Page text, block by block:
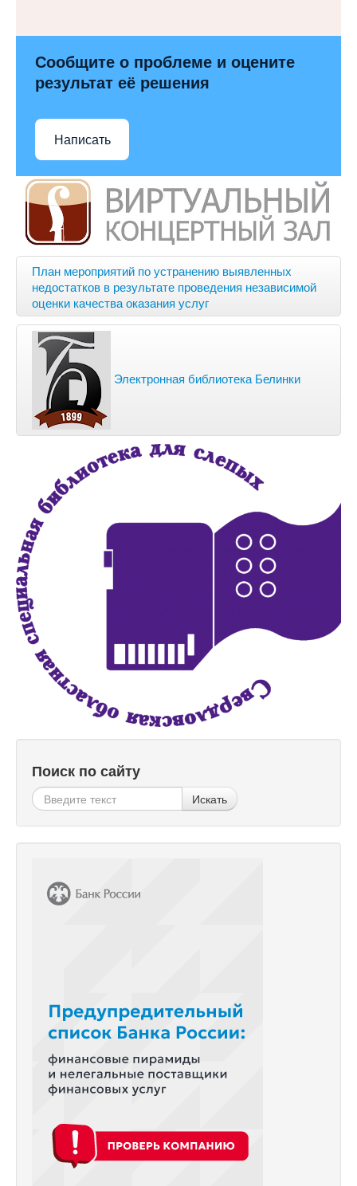
Сообщите о проблеме и оцените
результат её решения
Написать
План мероприятий по устранению выявленных
недостатков в результате проведения независимой
оценки качества оказания услуг
Электронная библиотека Белинки
Поиск по сайту
Искать